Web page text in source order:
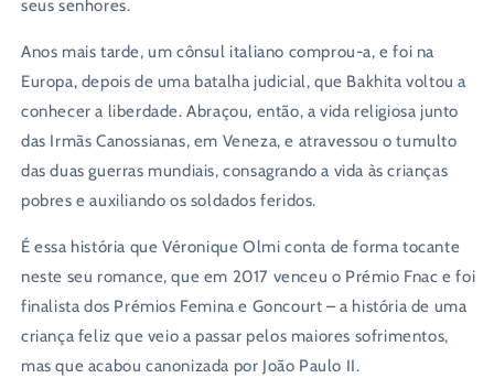
seus senhores.
Anos mais tarde, um cônsul italiano comprou-a, e foi na
Europa, depois de uma batalha judicial, que Bakhita voltou a
conhecer a liberdade. Abraçou, então, a vida religiosa junto
das Irmãs Canossianas, em Veneza, e atravessou o tumulto
das duas guerras mundiais, consagrando a vida às crianças
pobres e auxiliando os soldados feridos.
É essa história que Véronique Olmi conta de forma tocante
neste seu romance, que em 2017 venceu o Prémio Fnac e foi
finalista dos Prémios Femina e Goncourt – a história de uma
criança feliz que veio a passar pelos maiores sofrimentos,
mas que acabou canonizada por João Paulo II.